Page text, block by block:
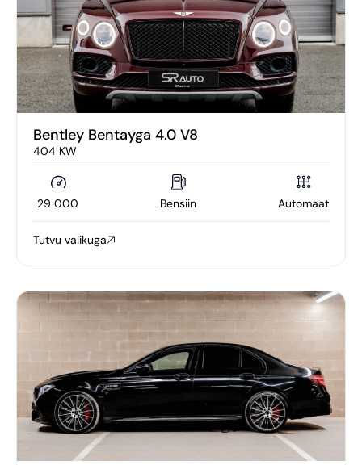
Bentley Bentayga 4.0 V8
404 KW
29 000 Bensiin Automaat
Tutvu valikuga